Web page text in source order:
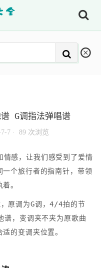
G调指法弹唱谱
7 · 89 次浏览
情感，让我们感受到了爱情
个旅行者的指南针，带领
。
，原调为G调，4/4拍的节
谱，变调夹不夹为原歌曲
的变调夹位置。